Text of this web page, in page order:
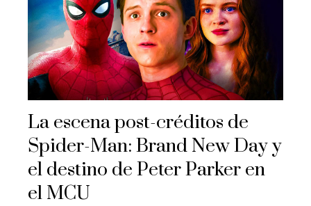
La escena post-créditos de
Spider-Man: Brand New Day y
el destino de Peter Parker en
el MCU